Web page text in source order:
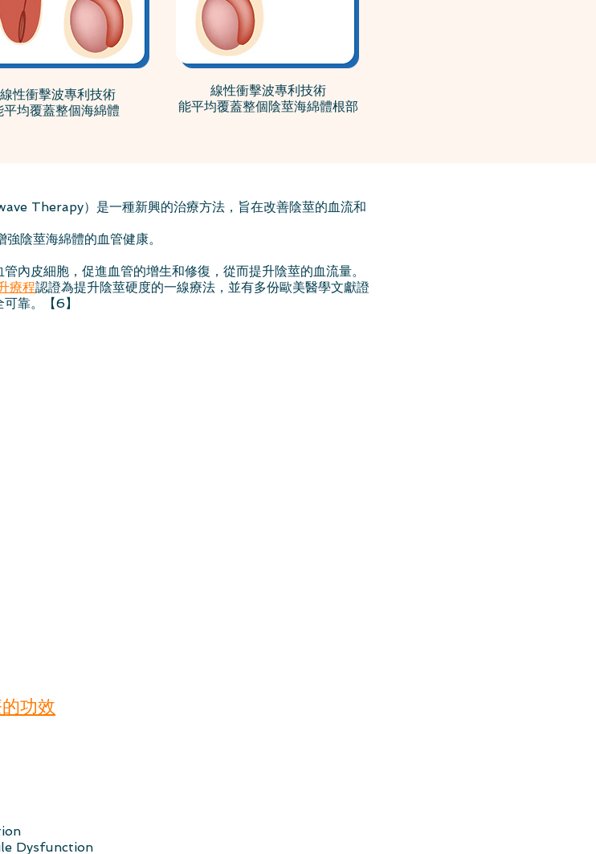
線性衝擊波專利技術
平均覆蓋整個海綿體
線性衝擊波專利技術
能平均覆蓋整個陰莖海綿體根部
Therapy）是一種新興的治療方法，旨在改善陰莖的血流和
陰莖海綿體的血管健康。
內皮細胞，促進血管的增生和修復，從而提升陰莖的血流量。
療程認證為提升陰莖硬度的一線療法，並有多份歐美醫學文獻證
靠。【6】
功效
Dysfunction